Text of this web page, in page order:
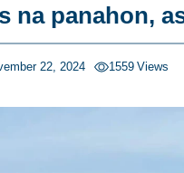
na panahon,
22, 2024 1559 Views